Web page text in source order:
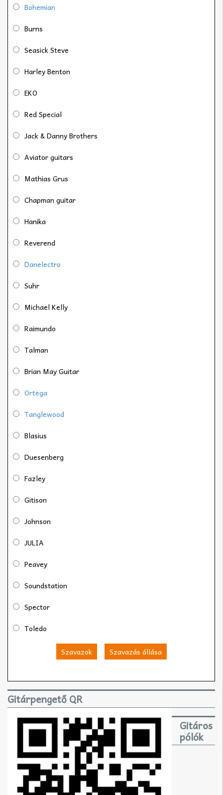
Bohemian
Burns
Seasick Steve
Harley Benton
EKO
Red Special
Jack & Danny Brothers
Aviator guitars
Mathias Grus
Chapman guitar
Hanika
Reverend
Danelectro
Suhr
Michael Kelly
Raimundo
Talman
Brian May Guitar
Ortega
Tanglewood
Blasius
Duesenberg
Fazley
Gitison
Johnson
JULIA
Peavey
Soundstation
Spector
Toledo
Szavazok Szavazás állása
Gitárpengető QR
Gitáros
pólók